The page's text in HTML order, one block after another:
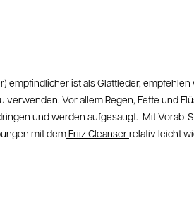
empfindlicher ist als Glattleder,
verwenden. Vor allem Regen, Fette und
und werden aufgesaugt. Mit Vorab-
mit demFriiz Cleanserrelativ leicht